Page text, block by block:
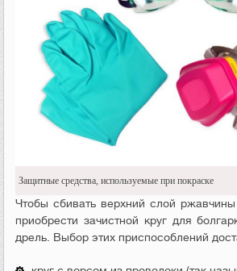
Защитные средства, используемые при покраске
Чтобы сбивать верхний слой
приобрести зачистной круг для
дрель. Выбор этих приспособлений